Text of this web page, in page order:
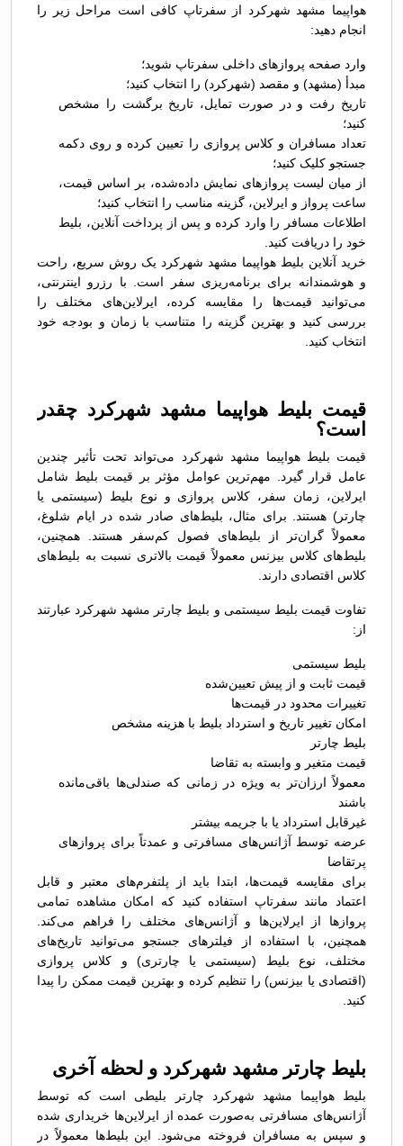
هواپیما مشهد شهرکرد از سفرتاپ کافی است مراحل زیر را
انجام دهید:
وارد صفحه پروازهای داخلی سفرتاپ شوید؛
مبدأ (مشهد) و مقصد (شهرکرد) را انتخاب کنید؛
تاریخ رفت و در صورت تمایل، تاریخ برگشت را مشخص
کنید؛
تعداد مسافران و کلاس پروازی را تعیین کرده و روی دکمه
جستجو کلیک کنید؛
از میان لیست پروازهای نمایش داده‌شده، بر اساس قیمت،
ساعت پرواز و ایرلاین، گزینه مناسب را انتخاب کنید؛
اطلاعات مسافر را وارد کرده و پس از پرداخت آنلاین، بلیط
خود را دریافت کنید.
خرید آنلاین بلیط هواپیما مشهد شهرکرد یک روش سریع، راحت
و هوشمندانه برای برنامه‌ریزی سفر است. با رزرو اینترنتی،
می‌توانید قیمت‌ها را مقایسه کرده، ایرلاین‌های مختلف را
بررسی کنید و بهترین گزینه را متناسب با زمان و بودجه خود
انتخاب کنید.
قیمت بلیط هواپیما مشهد شهرکرد چقدر
است؟
قیمت بلیط هواپیما مشهد شهرکرد می‌تواند تحت تأثیر چندین
عامل قرار گیرد. مهم‌ترین عوامل مؤثر بر قیمت بلیط شامل
ایرلاین، زمان سفر، کلاس پروازی و نوع بلیط (سیستمی یا
چارتر) هستند. برای مثال، بلیط‌های صادر شده در ایام شلوغ،
معمولاً گران‌تر از بلیط‌های فصول کم‌سفر هستند. همچنین،
بلیط‌های کلاس بیزنس معمولاً قیمت بالاتری نسبت به بلیط‌های
کلاس اقتصادی دارند.
تفاوت قیمت بلیط سیستمی و بلیط چارتر مشهد شهرکرد عبارتند
از:
بلیط سیستمی
قیمت ثابت و از پیش تعیین‌شده
تغییرات محدود در قیمت‌ها
امکان تغییر تاریخ و استرداد بلیط با هزینه مشخص
بلیط چارتر
قیمت متغیر و وابسته به تقاضا
معمولاً ارزان‌تر به ویژه در زمانی که صندلی‌ها باقی‌مانده
باشند
غیرقابل استرداد یا با جریمه بیشتر
عرضه توسط آژانس‌های مسافرتی و عمدتاً برای پروازهای
پرتقاضا
برای مقایسه قیمت‌ها، ابتدا باید از پلتفرم‌های معتبر و قابل
اعتماد مانند سفرتاپ استفاده کنید که امکان مشاهده تمامی
پروازها از ایرلاین‌ها و آژانس‌های مختلف را فراهم می‌کند.
همچنین، با استفاده از فیلترهای جستجو می‌توانید تاریخ‌های
مختلف، نوع بلیط (سیستمی یا چارتری) و کلاس پروازی
(اقتصادی یا بیزنس) را تنظیم کرده و بهترین قیمت ممکن را پیدا
کنید.
بلیط چارتر مشهد شهرکرد و لحظه آخری
بلیط هواپیما مشهد شهرکرد چارتر بلیطی است که توسط
آژانس‌های مسافرتی به‌صورت عمده از ایرلاین‌ها خریداری شده
و سپس به مسافران فروخته می‌شود. این بلیط‌ها معمولاً در